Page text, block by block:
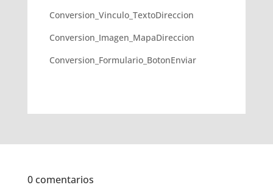
Conversion_Vinculo_TextoDireccion
Conversion_Imagen_MapaDireccion
Conversion_Formulario_BotonEnviar
0 comentarios